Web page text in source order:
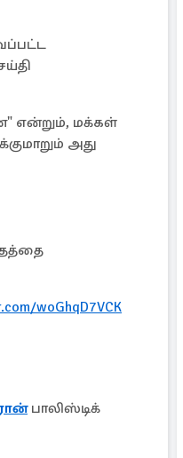
என்றும், மக்கள்
அது
woGhqD7VCK
பாலிஸ்டிக்